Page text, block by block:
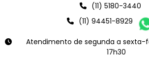
(11) 5180-3440
(11) 94451-8929
Atendimento de segunda a sexta-
17h30